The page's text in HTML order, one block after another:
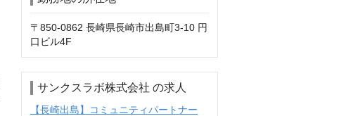
〒850-0862 長崎県長崎市出島町3-10 円
口ビル4F
サンクスラボ株式会社 の求人
【長崎出島】コミュニティパートナー